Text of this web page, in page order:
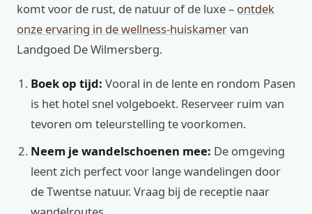
komt voor de rust, de natuur of de luxe – ontdek
onze ervaring in de wellness-huiskamervan
Landgoed De Wilmersberg.
Boek op tijd: Vooral in de lente en rondom Pasen
is het hotel snel volgeboekt. Reserveer ruim van
tevoren om teleurstelling te voorkomen.
Neem je wandelschoenen mee: De omgeving
leent zich perfect voor lange wandelingen door
de Twentse natuur. Vraag bij de receptie naar